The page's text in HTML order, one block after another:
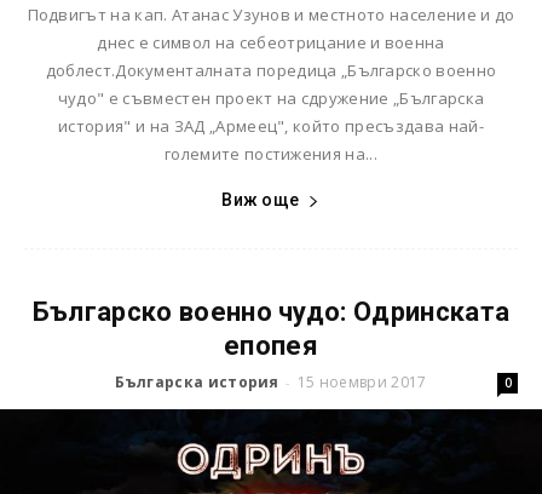
Подвигът на кап. Атанас Узунов и местното население и до
днес е символ на себеотрицание и военна
доблест.Документалната поредица „Българско военно
чудо" е съвместен проект на сдружение „Българска
история" и на ЗАД „Армеец", който пресъздава най-
големите постижения на...
Виж още
Българско военно чудо: Одринската
епопея
Българска история - 15 ноември 2017 0